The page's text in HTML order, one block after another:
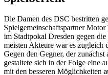
Die Damen des DSC bestritten
Spielgemeinschaftspartner
im Stadtpokal Dresden gegen
meisten Akteure war es zugleich
Gegen den Gegner, der
gestaltete sich in der Folge eine
mit den besseren Möglichkeiten